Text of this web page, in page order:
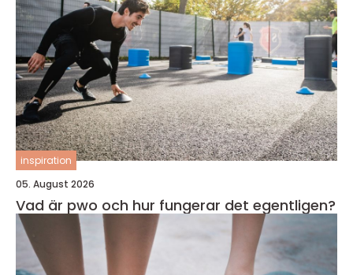
inspiration
05. August 2026
Vad är pwo och hur fungerar det egentligen?